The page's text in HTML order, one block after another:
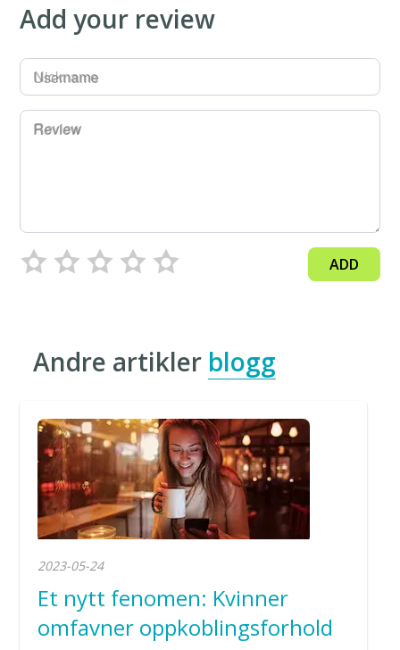
Add your review
Username
Review
ADD
Andre artikler blogg
2023-05-24
Et nytt fenomen: Kvinner
omfavner oppkoblingsforhold